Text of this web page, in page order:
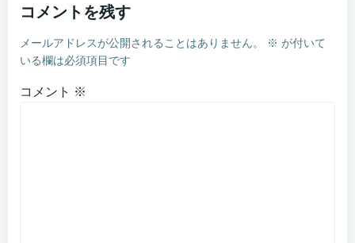
コメントを残す
メールアドレスが公開されることはありません。 ※ が付いて
いる欄は必須項目です
コメント ※